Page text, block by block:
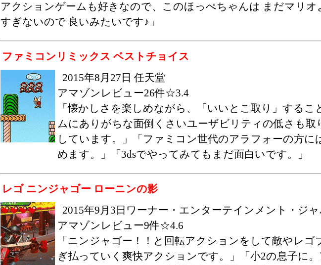
アクションゲームも好きなので、このほっぺちゃんは まだマリオ
すぎないので 良いみたいです♪」
ファミコンリミックス ベストチョイス
2015年8月27日 任天堂
アマゾンレビュー26件☆3.4
「懐かしさを楽しめながら、「いいとこ取り」するこ
ムにありがちな面倒くさいユーザビリティの低さも取
しています。」「ファミコン世代のアラフォーの方に
めます。」「3dsでやってみてもまだ面白いです。」
レゴ ニンジャゴー ローニンの影
2015年9月3日ワーナー・エンターテインメント・ジ
アマゾンレビュー9件☆4.6
「ニンジャゴー！！と回転アクションをして敵やレゴ
ぎ払っていく爽快アクションです。」「小2の息子に